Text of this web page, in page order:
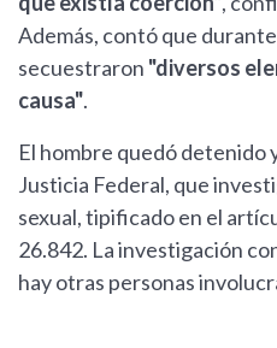
Además, contó que
secuestraron "diversos
causa".
El hombre quedó detenido
Justicia Federal, que
sexual, tipificado en el
26.842. La investigación
hay otras personas